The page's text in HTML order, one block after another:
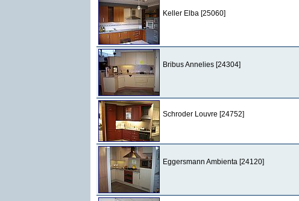
Keller Elba [25060]
Bribus Annelies [24304]
Schroder Louvre [24752]
Eggersmann Ambienta [24120]